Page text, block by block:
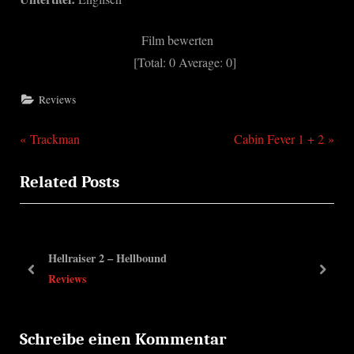
Film bewerten
[Total: 0 Average: 0]
Reviews
Beitragsnavigation
P
e
v
u
o
Trackman
N
t
Cabin Fever 1 + 2
Related Posts
Hellraiser 2 – Hellbound
Reviews
prev next
Schreibe einen Kommentar